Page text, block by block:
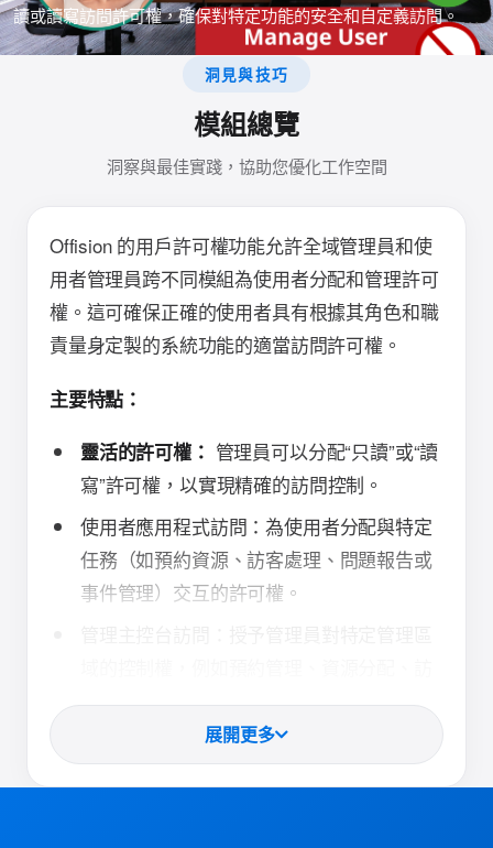
讀或讀寫訪問許可權，確保對特定功能的安全和自定義訪問。
洞見與技巧
模組總覽
洞察與最佳實踐，協助您優化工作空間
Offision 的用戶許可權功能允許全域管理員和使
用者管理員跨不同模組為使用者分配和管理許可
權。這可確保正確的使用者具有根據其角色和職
責量身定製的系統功能的適當訪問許可權。
主要特點：
靈活的許可權： 管理員可以分配“只讀”或“讀
寫”許可權，以實現精確的訪問控制。
使用者應用程式訪問：為使用者分配與特定
任務（如預約資源、訪客處理、問題報告或
事件管理）交互的許可權。
客設置等。
使用者應用程式訪問角色：
展開更多